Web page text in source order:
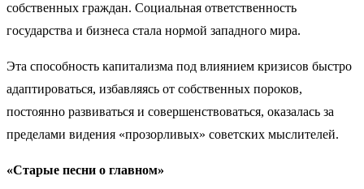
собственных граждан. Социальная ответственность
государства и бизнеса стала нормой западного мира.
Эта способность капитализма под влиянием кризисов быстро
адаптироваться, избавляясь от собственных пороков,
постоянно развиваться и совершенствоваться, оказалась за
пределами видения «прозорливых» советских мыслителей.
«Старые песни о главном»